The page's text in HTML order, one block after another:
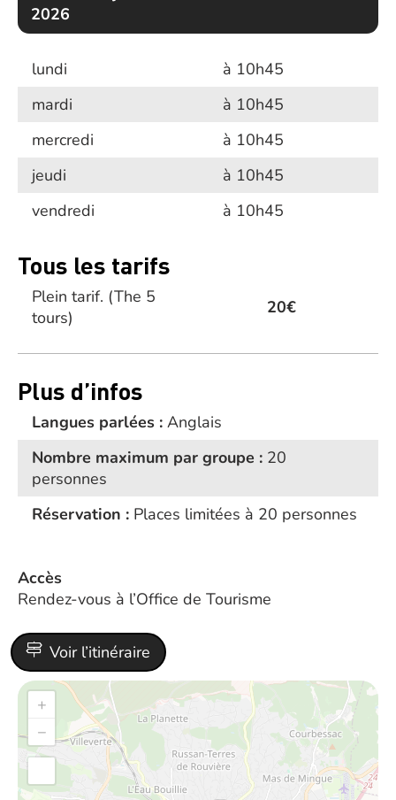
2026
lundi
à 10h45
mardi
à 10h45
mercredi
à 10h45
jeudi
à 10h45
vendredi
à 10h45
Tous les tarifs
Plein tarif. (The 5
tours)
20€
Plus d’infos
Langues parlées : Anglais
Nombre maximum par groupe : 20
personnes
Réservation : Places limitées à 20 personnes
Accès
Rendez-vous à l’Office de Tourisme
Voir l’itinéraire
+
−